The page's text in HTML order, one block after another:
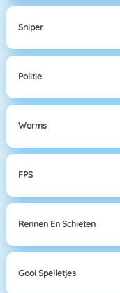
Sniper
Politie
Worms
FPS
Rennen En Schieten
Gooi Spelletjes